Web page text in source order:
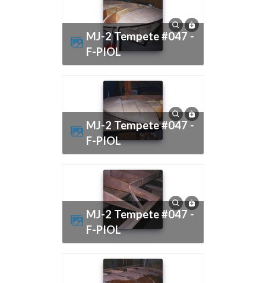
MJ-2 Tempete #047 -
F-PIOL
MJ-2 Tempete #047 -
F-PIOL
MJ-2 Tempete #047 -
F-PIOL